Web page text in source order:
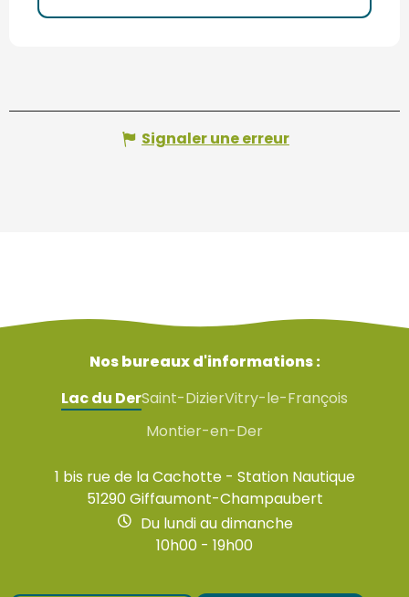
Signaler une erreur
Nos bureaux d'informations :
Lac du DerSaint-DizierVitry-le-François
Montier-en-Der
1 bis rue de la Cachotte - Station Nautique
51290 Giffaumont-Champaubert
Du lundi au dimanche
10h00 - 19h00